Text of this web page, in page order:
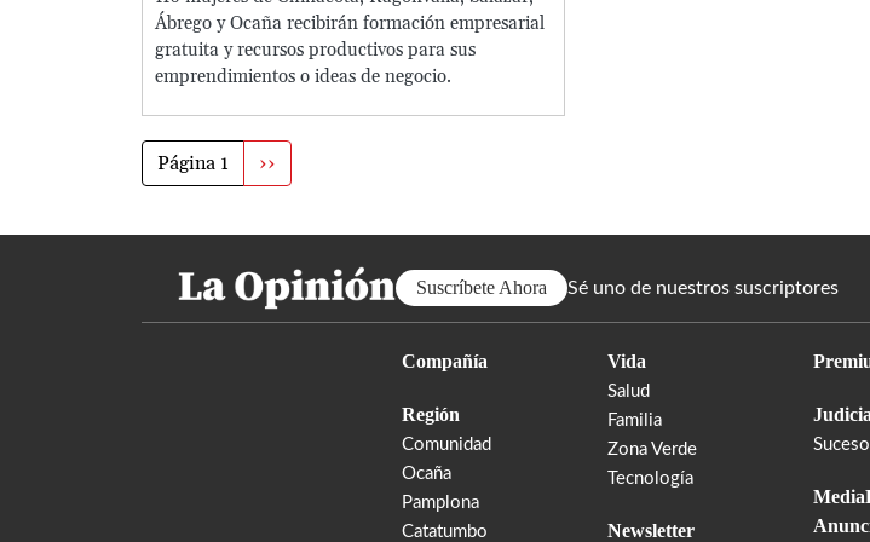
Ábrego y Ocaña recibirán formación empresarial
gratuita y recursos productivos para sus
emprendimientos o ideas de negocio.
Paginación
Página 1
Siguiente
página
››
Suscríbete Ahora Sé uno de nuestros suscriptores
Compañía
Región
Comunidad
Ocaña
Pamplona
Catatumbo
Vida
Salud
Familia
Zona Verde
Tecnología
Newsletter